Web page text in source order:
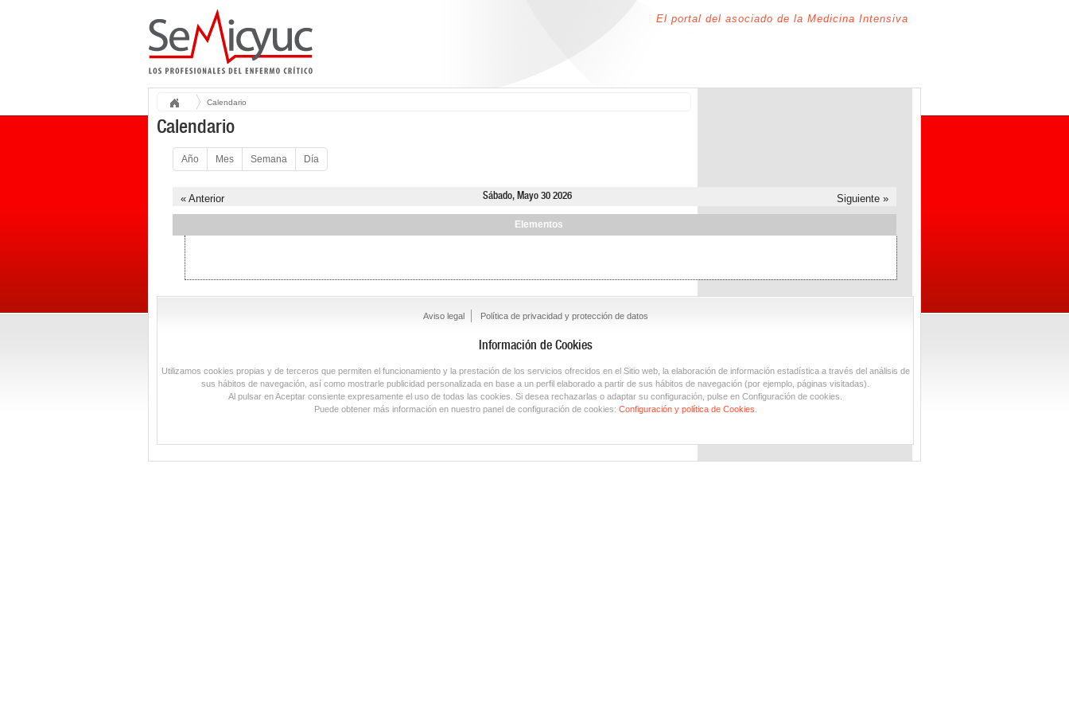
El portal del asociado de la Medicina Intensiva
Calendario
Calendario
Año Mes Semana Día
« Anterior Sábado, Mayo 30 2026 Siguiente »
Elementos
Aviso legal Política de privacidad y protección de datos
Información de Cookies
Utilizamos cookies propias y de terceros que permiten el funcionamiento y la prestación de los servicios ofrecidos en el Sitio web, la elaboración de información estadística a través del análisis de
sus hábitos de navegación, así como mostrarle publicidad personalizada en base a un perfil elaborado a partir de sus hábitos de navegación (por ejemplo, páginas visitadas).
Al pulsar en Aceptar consiente expresamente el uso de todas las cookies. Si desea rechazarlas o adaptar su configuración, pulse en Configuración de cookies.
Puede obtener más información en nuestro panel de configuración de cookies: Configuración y política de Cookies